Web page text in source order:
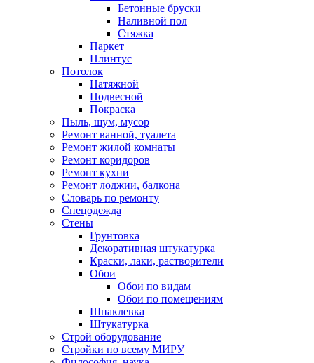
Бетонные бруски
Наливной пол
Стяжка
Паркет
Плинтус
Потолок
Натяжной
Подвесной
Покраска
Пыль, шум, мусор
Ремонт ванной, туалета
Ремонт жилой комнаты
Ремонт коридоров
Ремонт кухни
Ремонт лоджии, балкона
Словарь по ремонту
Спецодежда
Стены
Грунтовка
Декоративная штукатурка
Краски, лаки, растворители
Обои
Обои по видам
Обои по помещениям
Шпаклевка
Штукатурка
Строй оборудование
Стройки по всему МИРУ